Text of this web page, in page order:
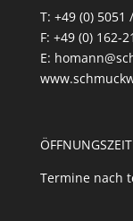
T: +49 (0) 5051
F: +49 (0) 162-
E:
Termine nach